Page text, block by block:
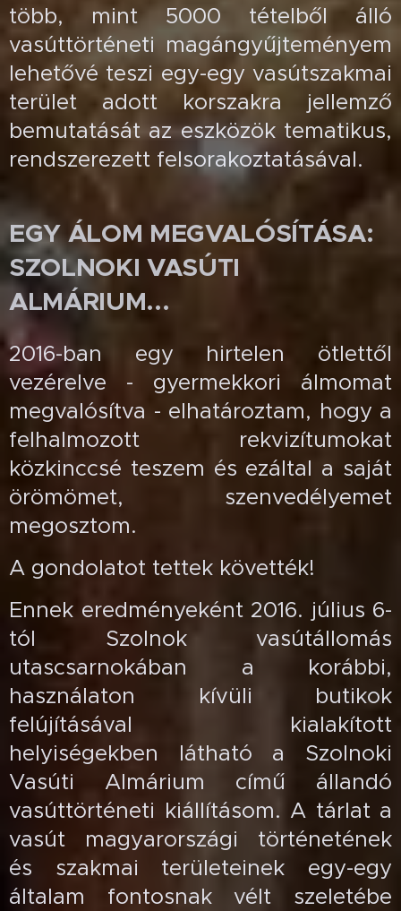
több, mint 5000 tételből álló
vasúttörténeti magángyűjteményem
lehetővé teszi egy-egy vasútszakmai
terület adott korszakra jellemző
bemutatását az eszközök tematikus,
rendszerezett felsorakoztatásával.
EGY ÁLOM MEGVALÓSÍTÁSA:
SZOLNOKI VASÚTI
ALMÁRIUM...
2016-ban egy hirtelen ötlettől
vezérelve - gyermekkori álmomat
megvalósítva - elhatároztam, hogy a
felhalmozott rekvizítumokat
közkinccsé teszem és ezáltal a saját
örömömet, szenvedélyemet
megosztom.
A gondolatot tettek követték!
Ennek eredményeként 2016. július 6-
tól Szolnok vasútállomás
utascsarnokában a korábbi,
használaton kívüli butikok
felújításával kialakított
helyiségekben látható a Szolnoki
Vasúti Almárium című állandó
vasúttörténeti kiállításom. A tárlat a
vasút magyarországi történetének
és szakmai területeinek egy-egy
általam fontosnak vélt szeletébe